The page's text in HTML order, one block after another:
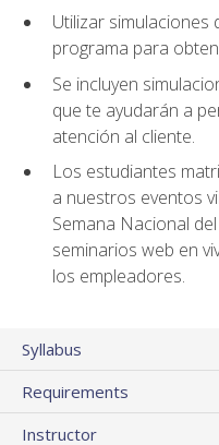
Utilizar simulaciones
programa para
Se incluyen
que te ayudarán a
atención al cliente.
Los estudiantes
a nuestros eventos
Semana Nacional
seminarios web en
los empleadores.
Syllabus
Requirements
Instructor